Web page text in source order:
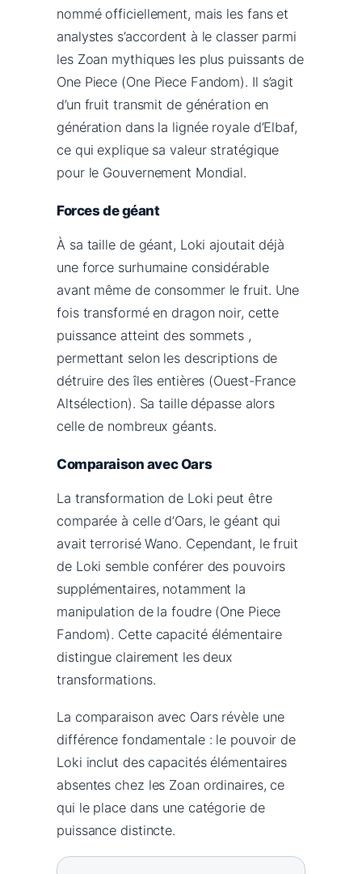
nommé officiellement, mais les fans et
analystes s’accordent à le classer parmi
les Zoan mythiques les plus puissants de
One Piece (One Piece Fandom). Il s’agit
d’un fruit transmit de génération en
génération dans la lignée royale d’Elbaf,
ce qui explique sa valeur stratégique
pour le Gouvernement Mondial.
Forces de géant
À sa taille de géant, Loki ajoutait déjà
une force surhumaine considérable
avant même de consommer le fruit. Une
fois transformé en dragon noir, cette
puissance atteint des sommets ,
permettant selon les descriptions de
détruire des îles entières (Ouest-France
Altsélection). Sa taille dépasse alors
celle de nombreux géants.
Comparaison avec Oars
La transformation de Loki peut être
comparée à celle d’Oars, le géant qui
avait terrorisé Wano. Cependant, le fruit
de Loki semble conférer des pouvoirs
supplémentaires, notamment la
manipulation de la foudre (One Piece
Fandom). Cette capacité élémentaire
distingue clairement les deux
transformations.
La comparaison avec Oars révèle une
différence fondamentale : le pouvoir de
Loki inclut des capacités élémentaires
absentes chez les Zoan ordinaires, ce
qui le place dans une catégorie de
puissance distincte.